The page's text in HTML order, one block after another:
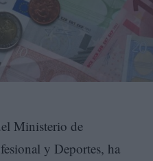
Ministerio de
y Deportes, ha